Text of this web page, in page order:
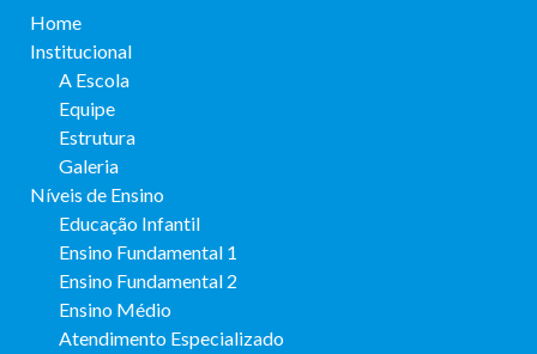
Home
Institucional
A Escola
Equipe
Estrutura
Galeria
Níveis de Ensino
Educação Infantil
Ensino Fundamental 1
Ensino Fundamental 2
Ensino Médio
Atendimento Especializado